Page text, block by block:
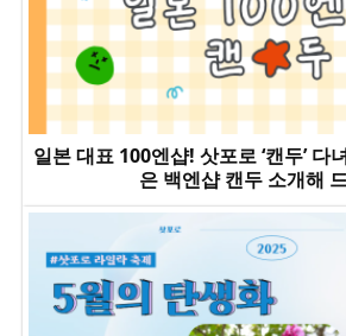
일본 대표 100엔샵! 삿포로 ‘캔두’ 다
은 백엔샵 캔두 소개해